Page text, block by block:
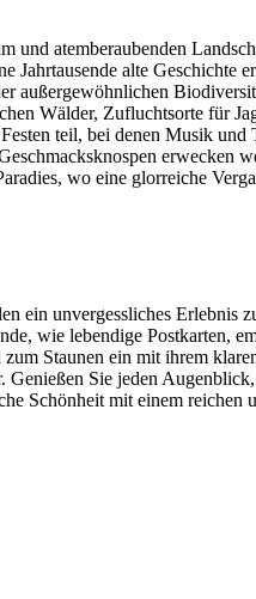
atemberaubenden
alte Geschichte
außergewöhnlichen
Wälder, Zufluchtsorte für
teil, bei denen Musik
erwecken
wo eine glorreiche
ein unvergessliches Erlebnis
wie lebendige Postkarten,
Staunen ein mit ihrem
Sie jeden
Schönheit mit einem